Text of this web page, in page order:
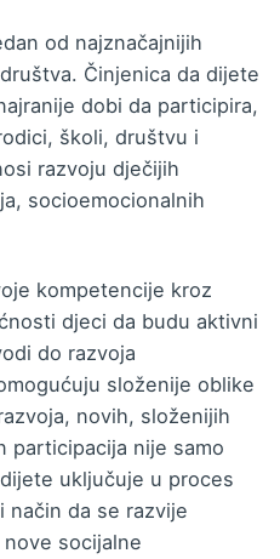
od najznačajnijih
Činjenica da dijete
dobi da participira,
školi, društvu i
razvoju dječijih
socioemocionalnih
kompetencije kroz
djeci da budu aktivni
do razvoja
složenije oblike
novih, složenijih
participacija nije samo
uključuje u proces
način da se razvije
socijalne